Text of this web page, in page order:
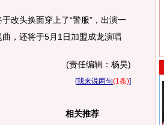
改头换面穿上了“警服”，出演一
，还将于5月1日加盟成龙演唱
(责任编辑：杨昊)
[我来说两句(1条)]
相关推荐